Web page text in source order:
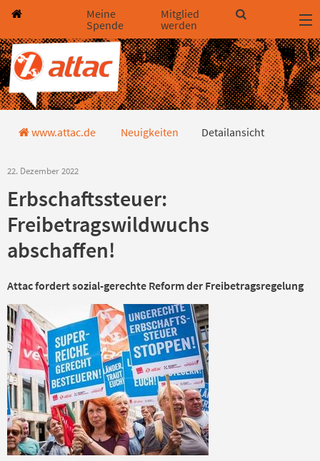
Direkt zum Hauptinhalt springen
Direkt zur Haupt-Navigation springen
Direkt zur Service-Navigation springen
Direkt zur Footer-Navigation springen
Direkt zum Footerinhalt springen
Meine
Spende
Mitglied
werden
Detailansicht
www.attac.de Neuigkeiten Detailansicht
22. Dezember 2022
Erbschaftssteuer:
Freibetragswildwuchs
abschaffen!
Attac fordert sozial-gerechte Reform der Freibetragsregelung